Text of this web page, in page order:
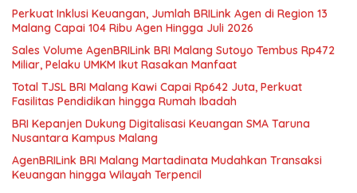
Perkuat Inklusi Keuangan, Jumlah BRILink Agen di Region 13
Malang Capai 104 Ribu Agen Hingga Juli 2026
Sales Volume AgenBRILink BRI Malang Sutoyo Tembus Rp472
Miliar, Pelaku UMKM Ikut Rasakan Manfaat
Total TJSL BRI Malang Kawi Capai Rp642 Juta, Perkuat
Fasilitas Pendidikan hingga Rumah Ibadah
BRI Kepanjen Dukung Digitalisasi Keuangan SMA Taruna
Nusantara Kampus Malang
AgenBRILink BRI Malang Martadinata Mudahkan Transaksi
Keuangan hingga Wilayah Terpencil